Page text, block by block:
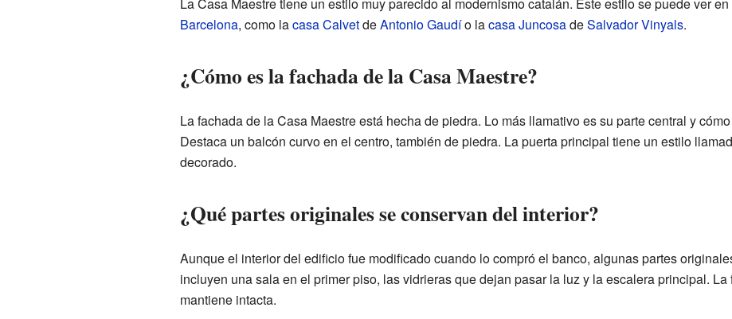
Barcelona, como lacasa CalvetdeAntonio Gaudío lacasa JuncosadeSalvador Vinyals.
¿Cómo es la fachada de la Casa Maestre?
La fachada de la Casa Maestre está hecha de piedra. Lo más llamativo es su parte central y
Destaca un balcón curvo en el centro, también de piedra. La puerta principal tiene un estilo
decorado.
¿Qué partes originales se conservan del interior?
Aunque el interior del edificio fue modificado cuando lo compró el banco, algunas partes
incluyen una sala en el primer piso, las vidrieras que dejan pasar la luz y la escalera principal.
mantiene intacta.